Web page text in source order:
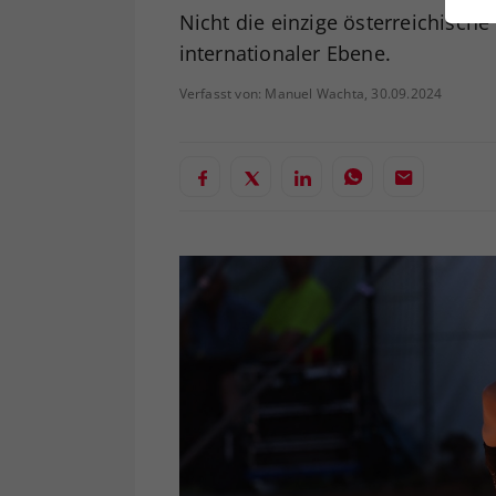
Nicht die einzige
internationaler Ebene.
Verfasst von: Manuel Wachta, 30.09.2024